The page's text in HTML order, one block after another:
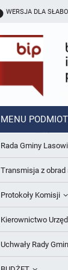
WERSJA DLA
MENU
Rada Gminy
Sesje Rady Gminy
Skład Rady Gminy
Interpelacje i
Komisje Rady
Transmisja z obrad
Protokoły Komisji
Komisja Budżetu i
Komisja Oświatowa
Kierownictwo
Wójt
Uchwały Rady